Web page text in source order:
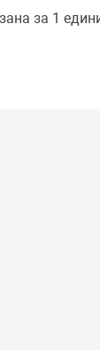
за 1